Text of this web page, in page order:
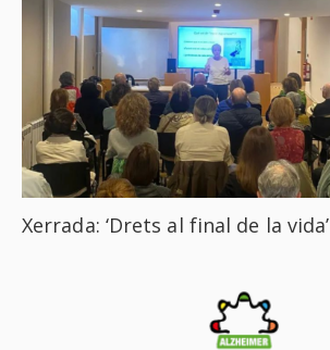
Xerrada: ‘Drets al final de la vida’